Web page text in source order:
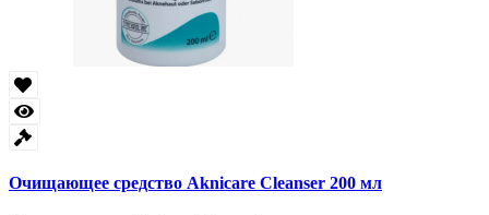
Очищающее средство Aknicare Cleanser 200 мл